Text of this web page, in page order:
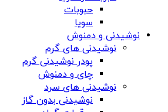
حبوبات
سویا
نوشیدنی و دمنوش
نوشیدنی های گرم
پودر نوشیدنی گرم
چای و دمنوش
نوشیدنی های سرد
نوشیدنی بدون گاز